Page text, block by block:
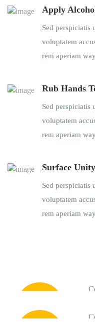
Apply
Sed perspiciatis
voluptatem
rem aperiam
Rub Hands
Sed perspiciatis
voluptatem
rem aperiam
Surface
Sed perspiciatis
voluptatem
rem aperiam
OFF
Lab